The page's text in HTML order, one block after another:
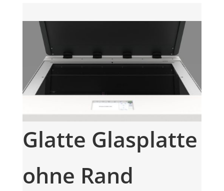
Glatte Glasplatte
ohne Rand